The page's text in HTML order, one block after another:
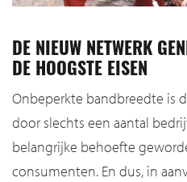
DE NIEUW NETWERK
DE HOOGSTE EISEN
Onbeperkte bandbreedte is
door slechts een aantal
belangrijke behoefte
consumenten. En dus, in